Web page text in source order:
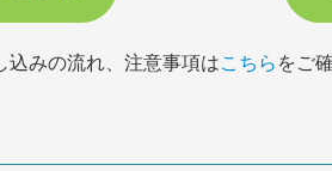
込みの流れ、注意事項はこちら をご